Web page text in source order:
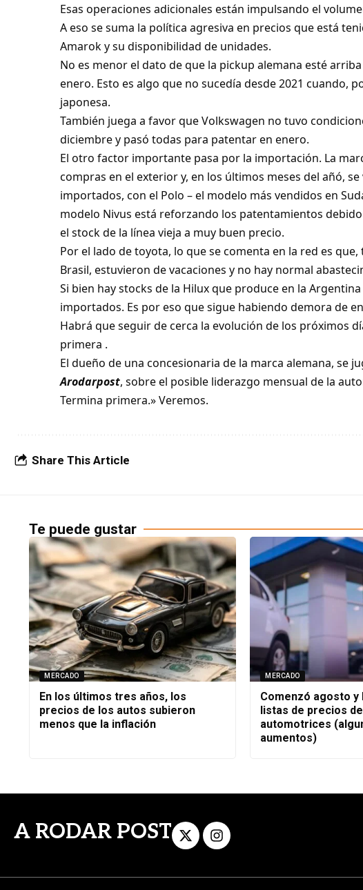
Esas operaciones adicionales están impulsando el
A eso se suma la política agresiva en precios que está
Amarok y su disponibilidad de unidades.
No es menor el dato de que la pickup alemana esté
enero. Esto es algo que no sucedía desde 2021 cuando,
japonesa.
También juega a favor que Volkswagen no tuvo
diciembre y pasó todas para patentar en enero.
El otro factor importante pasa por la importación. La
compras en el exterior y, en los últimos meses del añó,
importados, con el Polo – el modelo más vendidos en
modelo Nivus está reforzando los patentamientos
el stock de la línea vieja a muy buen precio.
Por el lado de toyota, lo que se comenta en la red es
Brasil, estuvieron de vacaciones y no hay normal
Si bien hay stocks de la Hilux que produce en la
importados. Es por eso que sigue habiendo demora de
Habrá que seguir de cerca la evolución de los próximos
primera .
El dueño de una concesionaria de la marca alemana, se
Arodarpost, sobre el posible liderazgo mensual de la
Termina primera.» Veremos.
Share This Article
Te puede gustar
MERCADO
En los últimos tres años, los
precios de los autos subieron
menos que la inflación
MERCADO
Comenzó agosto y
listas de precios
automotrices
aumentos)
A RODAR POST